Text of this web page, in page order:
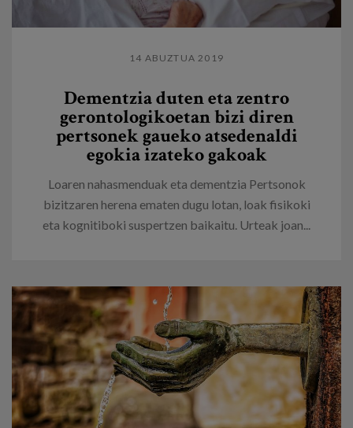
14 ABUZTUA 2019
Dementzia duten eta zentro
gerontologikoetan bizi diren
pertsonek gaueko atsedenaldi
egokia izateko gakoak
Loaren nahasmenduak eta dementzia Pertsonok
bizitzaren herena ematen dugu lotan, loak fisikoki
eta kognitiboki suspertzen baikaitu. Urteak joan...